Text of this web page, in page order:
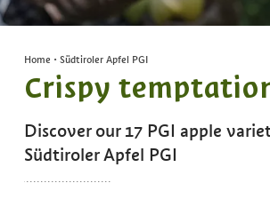
Home • Südtiroler Apfel PGI
Crispy
Discover our 17 PGI apple
Südtiroler Apfel PGI